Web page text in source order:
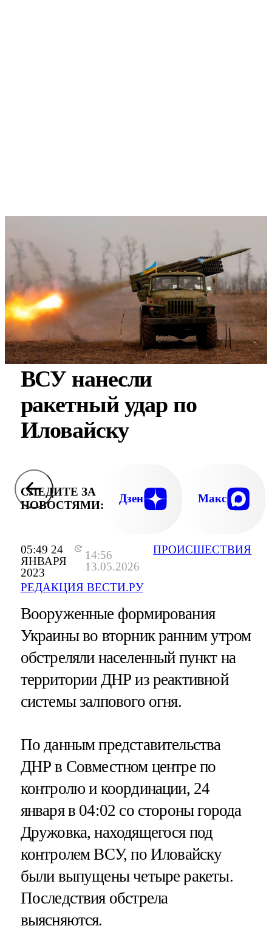
05:49 24
ЯНВАРЯ
2023
14:56
13.05.2026
РЕДАКЦИЯ ВЕСТИ.РУ
ПРОИСШЕСТВИЯ
ВСУ нанесли
ракетный удар по
Иловайску
СЛЕДИТЕ ЗА
НОВОСТЯМИ:
Дзен Макс
Вооруженные формирования
Украины во вторник ранним утром
обстреляли населенный пункт на
территории ДНР из реактивной
системы залпового огня.
По данным представительства
ДНР в Совместном центре по
контролю и координации, 24
января в 04:02 со стороны города
Дружовка, находящегося под
контролем ВСУ, по Иловайску
были выпущены четыре ракеты.
Последствия обстрела
выясняются.